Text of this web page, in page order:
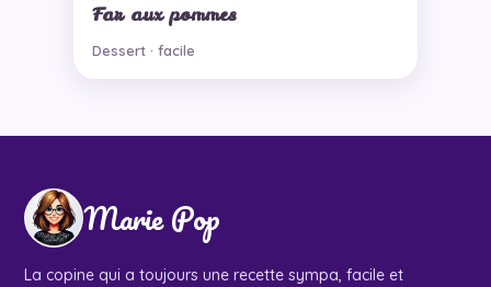
Far aux pommes
Dessert · facile
Marie Pop
La copine qui a toujours une recette sympa, facile et